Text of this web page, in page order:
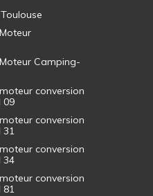
Camping-
conversion
09
conversion
31
conversion
34
conversion
81